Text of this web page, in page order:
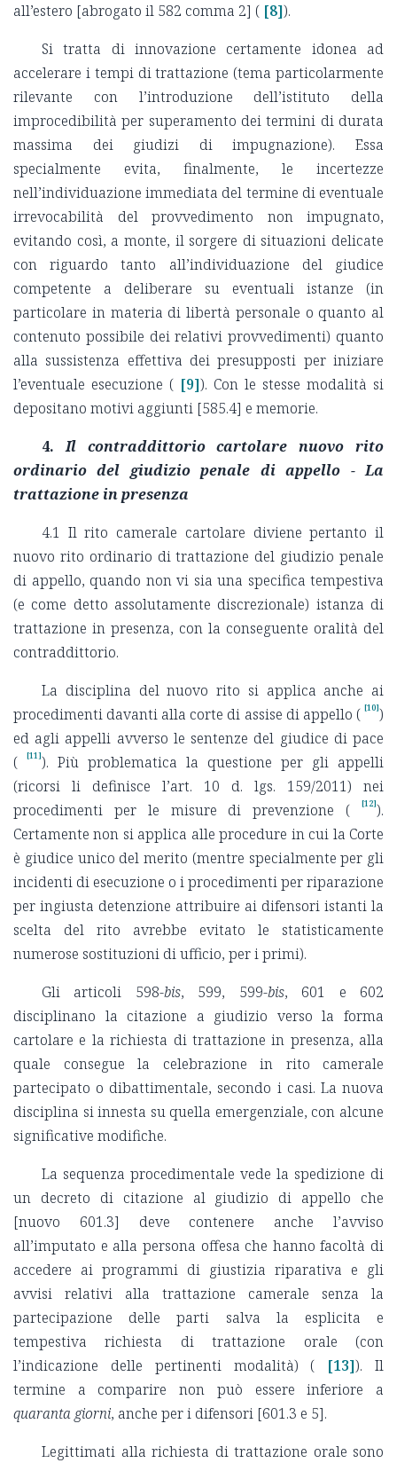
all’estero [abrogato il 582 comma 2] ( [8]).
Si tratta di innovazione certamente idonea ad
accelerare i tempi di trattazione (tema particolarmente
rilevante con l’introduzione dell’istituto della
improcedibilità per superamento dei termini di durata
massima dei giudizi di impugnazione). Essa
specialmente evita, finalmente, le incertezze
nell’individuazione immediata del termine di eventuale
irrevocabilità del provvedimento non impugnato,
evitando così, a monte, il sorgere di situazioni delicate
con riguardo tanto all’individuazione del giudice
competente a deliberare su eventuali istanze (in
particolare in materia di libertà personale o quanto al
contenuto possibile dei relativi provvedimenti) quanto
alla sussistenza effettiva dei presupposti per iniziare
l’eventuale esecuzione ( [9]). Con le stesse modalità si
depositano motivi aggiunti [585.4] e memorie.
4.Il contraddittorio cartolare nuovo rito
ordinario del giudizio penale di appello - La
trattazione in presenza
4.1 Il rito camerale cartolare diviene pertanto il
nuovo rito ordinario di trattazione del giudizio penale
di appello, quando non vi sia una specifica tempestiva
(e come detto assolutamente discrezionale) istanza di
trattazione in presenza, con la conseguente oralità del
contraddittorio.
La disciplina del nuovo rito si applica anche ai
procedimenti davanti alla corte di assise di appello ( [10])
ed agli appelli avverso le sentenze del giudice di pace
(
[11]). Più problematica la questione per gli appelli
(ricorsi li definisce l’art. 10 d. lgs. 159/2011) nei
procedimenti per le misure di prevenzione (
[12]).
Certamente non si applica alle procedure in cui la Corte
è giudice unico del merito (mentre specialmente per gli
incidenti di esecuzione o i procedimenti per riparazione
per ingiusta detenzione attribuire ai difensori istanti la
scelta del rito avrebbe evitato le statisticamente
numerose sostituzioni di ufficio, per i primi).
Gli articoli 598-bis, 599, 599-bis, 601 e 602
disciplinano la citazione a giudizio verso la forma
cartolare e la richiesta di trattazione in presenza, alla
quale consegue la celebrazione in rito camerale
partecipato o dibattimentale, secondo i casi. La nuova
disciplina si innesta su quella emergenziale, con alcune
significative modifiche.
La sequenza procedimentale vede la spedizione di
un decreto di citazione al giudizio di appello che
[nuovo 601.3] deve contenere anche l’avviso
all’imputato e alla persona offesa che hanno facoltà di
accedere ai programmi di giustizia riparativa e gli
avvisi relativi alla trattazione camerale senza la
partecipazione delle parti salva la esplicita e
tempestiva richiesta di trattazione orale (con
l’indicazione delle pertinenti modalità) (
[13]). Il
termine a comparire non può essere inferiore a
quaranta giorni, anche per i difensori [601.3 e 5].
Legittimati alla richiesta di trattazione orale sono